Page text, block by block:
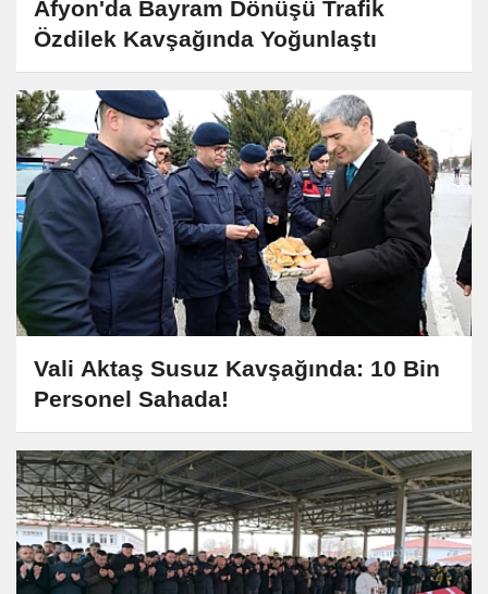
Afyon'da Bayram Dönüşü Trafik
Özdilek Kavşağında Yoğunlaştı
Vali Aktaş Susuz Kavşağında: 10 Bin
Personel Sahada!